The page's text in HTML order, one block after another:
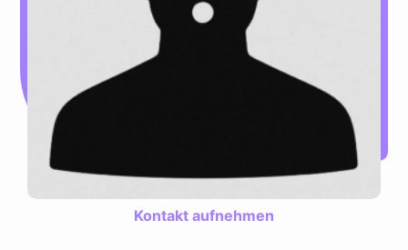
Kontakt aufnehmen